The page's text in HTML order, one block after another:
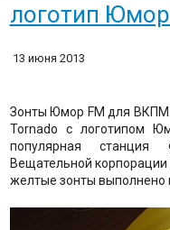
логотип
13 июня 2013
Зонты Юмор FM для
Tornado с логотипом
популярная
Вещательной
желтые зонты выполнено